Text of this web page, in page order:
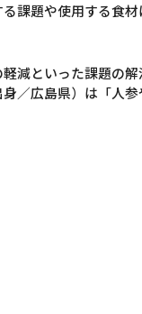
課題や使用する食材
減といった課題の
／広島県）は「人参